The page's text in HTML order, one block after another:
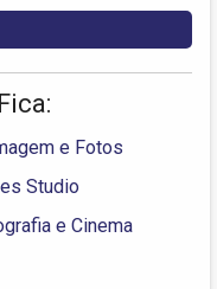
e Fotos
Studio
e Cinema